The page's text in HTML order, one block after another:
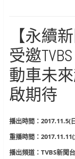
【永續
受邀
動車未
啟期待
播出時間：2017.11.5(
重播時間：
播出頻道：TVBS新聞